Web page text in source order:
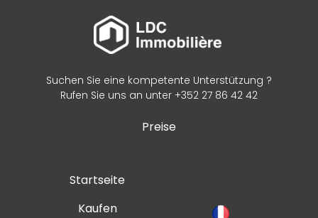
Suchen Sie eine kompetente Unterstützung ?
Rufen Sie uns an unter +352 27 86 42 42
Preise
Startseite
Kaufen